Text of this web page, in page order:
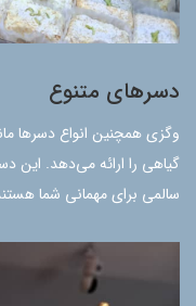
دسرهای متنوع
وگزی همچنین انواع دسرها
گیاهی را ارائه می‌دهد. این
سالمی برای مهمانی شما